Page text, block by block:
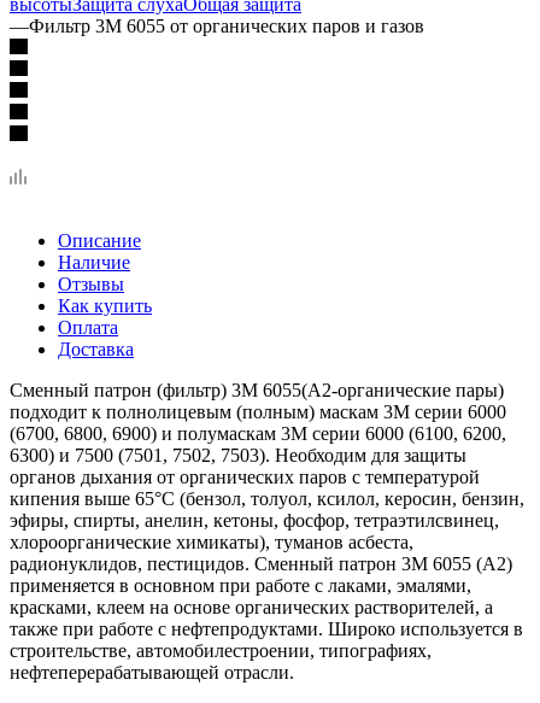
—Фильтр 3М 6055 от органических паров и газов
Описание
Наличие
Отзывы
Как купить
Оплата
Доставка
Сменный патрон (фильтр) 3М 6055(А2-органические пары)
подходит к полнолицевым (полным) маскам 3М серии 6000
(6700, 6800, 6900) и полумаскам 3М серии 6000 (6100, 6200,
6300) и 7500 (7501, 7502, 7503). Необходим для защиты
органов дыхания от органических паров с температурой
кипения выше 65°С (бензол, толуол, ксилол, керосин, бензин,
эфиры, спирты, анелин, кетоны, фосфор, тетраэтилсвинец,
хлороорганические химикаты), туманов асбеста,
радионуклидов, пестицидов. Сменный патрон 3М 6055 (А2)
применяется в основном при работе с лаками, эмалями,
красками, клеем на основе органических растворителей, а
также при работе с нефтепродуктами. Широко используется в
строительстве, автомобилестроении, типографиях,
нефтеперерабатывающей отрасли.